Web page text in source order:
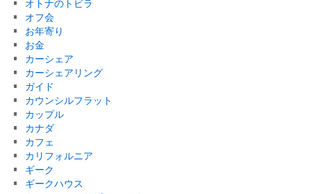
オトナのトビラ
オフ会
お年寄り
お金
カーシェア
カーシェアリング
ガイド
カウンシルフラット
カップル
カナダ
カフェ
カリフォルニア
ギーク
ギークハウス